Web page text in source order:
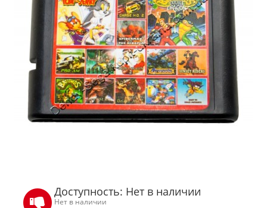
Доступность: Нет в наличии
Нет в наличии